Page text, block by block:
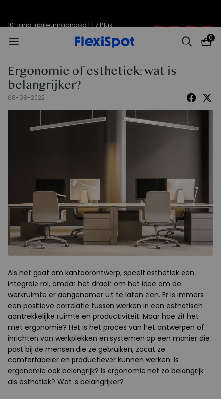
0
Ergonomie of esthetiek: wat is
belangrijker?
08-08-2022
Als het gaat om kantoorontwerp, speelt esthetiek een
integrale rol, omdat het draait om het idee om de
werkruimte er aangenamer uit te laten zien. Er is immers
een positieve correlatie tussen werken in een esthetisch
aantrekkelijke ruimte en productiviteit. Maar hoe zit het
met ergonomie? Het is het proces van het ontwerpen of
inrichten van werkplekken en systemen op een manier die
past bij de mensen die ze gebruiken, zodat ze
comfortabeler en productiever kunnen werken. Is
ergonomie ook belangrijk? Is ergonomie net zo belangrijk
als esthetiek? Wat is belangrijker?